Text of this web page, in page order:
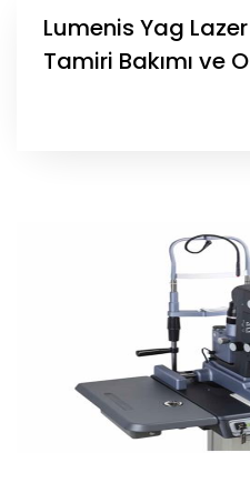
Lumenis Yag
Tamiri Bakımı ve O